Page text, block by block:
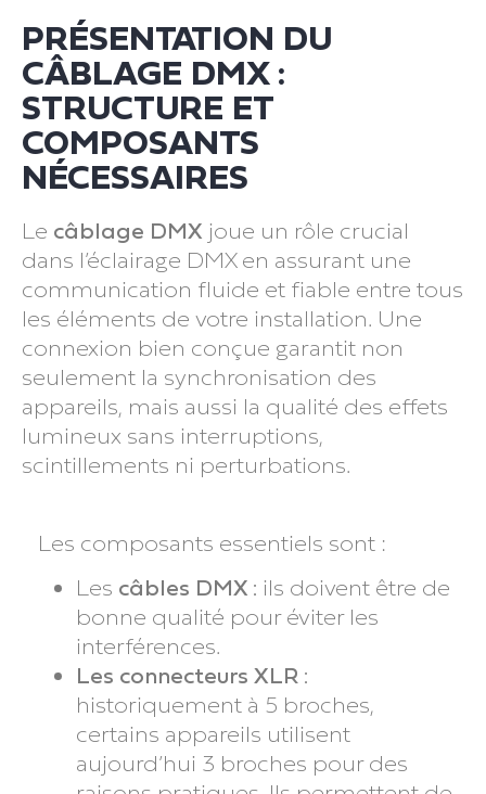
PRÉSENTATION DU
CÂBLAGE DMX :
STRUCTURE ET
COMPOSANTS
NÉCESSAIRES
Le câblage DMX joue un rôle crucial
dans l’éclairage DMX en assurant une
communication fluide et fiable entre tous
les éléments de votre installation. Une
connexion bien conçue garantit non
seulement la synchronisation des
appareils, mais aussi la qualité des effets
lumineux sans interruptions,
scintillements ni perturbations.
Les composants essentiels sont :
Les câbles DMX : ils doivent être de
bonne qualité pour éviter les
interférences.
Les connecteurs XLR :
historiquement à 5 broches,
certains appareils utilisent
aujourd’hui 3 broches pour des